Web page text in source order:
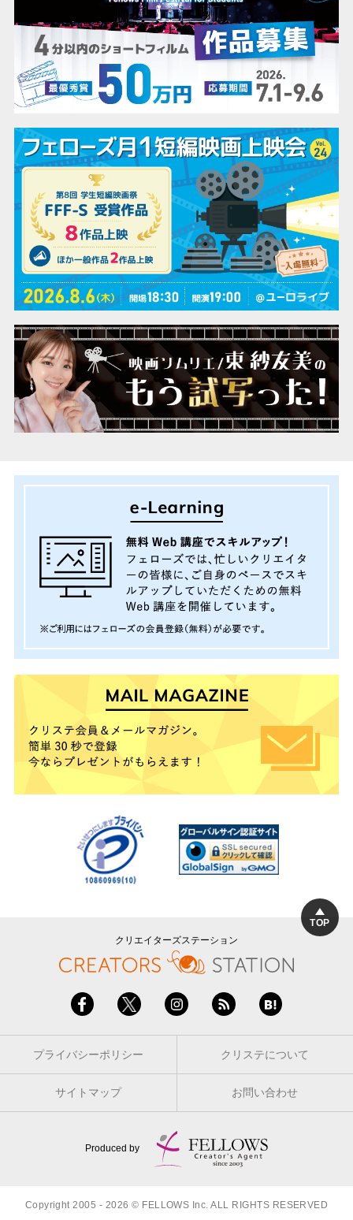
TOP
クリエイターズステーション
プライバシーポリシー クリステについて
サイトマップ お問い合わせ
Produced by
Copyright 2005 - 2026 © FELLOWS Inc. ALL RIGHTS RESERVED